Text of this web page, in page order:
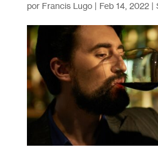
por Francis Lugo| Feb 14, 2022|